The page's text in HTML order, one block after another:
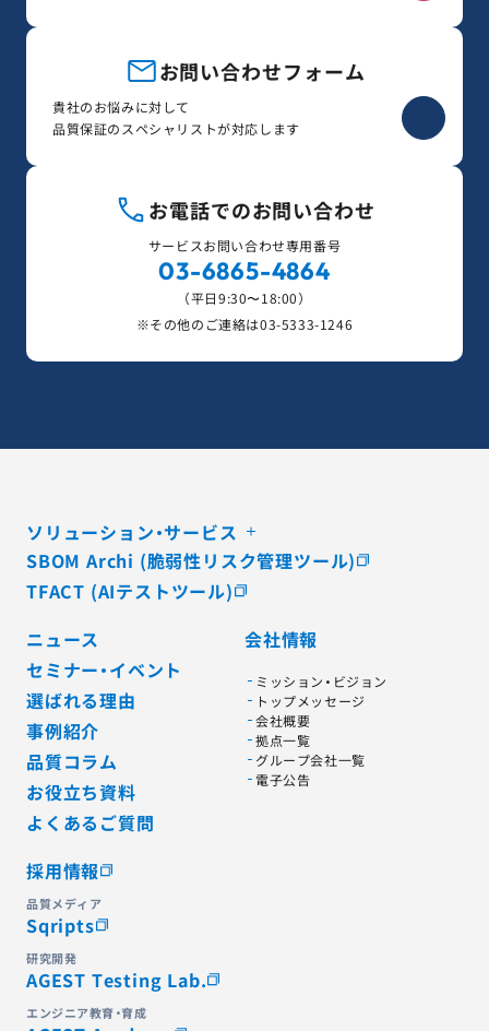
お問い合わせフォーム
貴社のお悩みに対して
品質保証のスペシャリストが対応します
お電話でのお問い合わせ
サービスお問い合わせ専用番号
03-6865-4864
（平日9:30〜18:00）
※その他のご連絡は03-5333-1246
ソリューション・サービス
SBOM Archi (脆弱性リスク管理ツール)
TFACT (AIテストツール)
ニュース
セミナー・イベント
選ばれる理由
事例紹介
品質コラム
お役立ち資料
よくあるご質問
会社情報
ミッション・ビジョン
トップメッセージ
会社概要
拠点一覧
グループ会社一覧
電子公告
採用情報
品質メディア
Sqripts
研究開発
AGEST Testing Lab.
エンジニア教育・育成